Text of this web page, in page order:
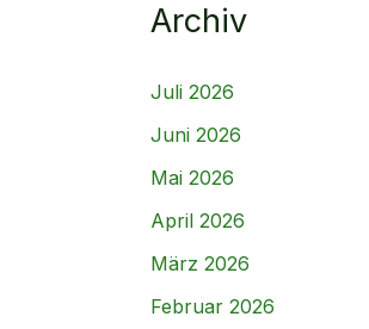
Archiv
Juli 2026
Juni 2026
Mai 2026
April 2026
März 2026
Februar 2026